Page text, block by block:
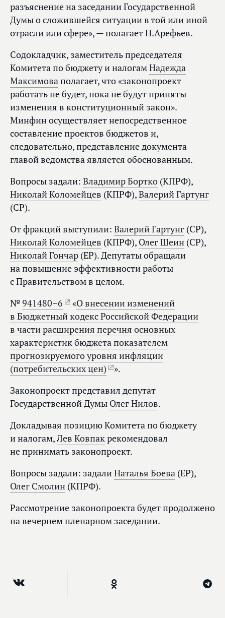
разъяснение на заседании Государственной
Думы о сложившейся ситуации в той или иной
отрасли или сфере», — полагает Н.Арефьев.
Содокладчик, заместитель председателя
Комитета по бюджету и налогамНадежда
Максимоваполагает, что «законопроект
работать не будет, пока не будут приняты
изменения в конституционный закон».
Минфин осуществляет непосредственное
составление проектов бюджетов и,
следовательно, представление документа
главой ведомства является обоснованным.
Вопросы задали: Владимир Бортко (КПРФ),
Николай Коломейцев (КПРФ),Валерий Гартунг
(СР).
От фракций выступили: Валерий Гартунг (СР),
Николай Коломейцев (КПРФ), Олег Шеин (СР),
Николай Гончар (ЕР). Депутаты обращали
на повышение эффективности работы
с Правительством в целом.
№941480–6 «О внесении изменений
в Бюджетный кодекс Российской Федерации
в части расширения перечня основных
характеристик бюджета показателем
прогнозируемого уровня инфляции
(потребительских цен)
».
Законопроект представил депутат
Государственной Думы Олег Нилов.
Докладывая позицию Комитета по бюджету
и налогам,Лев Ковпакрекомендовал
не принимать законопроект.
Вопросы задали: задалиНаталья Боева (ЕР),
Олег Смолин (КПРФ).
Рассмотрение законопроекта будет продолжено
на вечернем пленарном заседании.